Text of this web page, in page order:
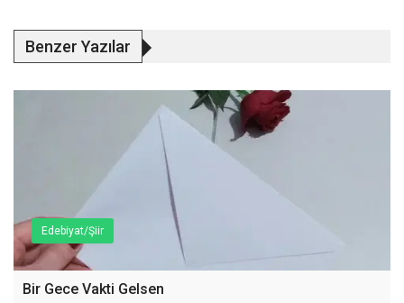
Benzer Yazılar
Edebiyat/Şiir
Bir Gece Vakti Gelsen